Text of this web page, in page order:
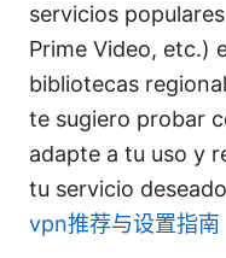
servicios
Prime Video, etc.)
bibliotecas
te sugiero probar
adapte a tu uso y
tu servicio
vpn推荐与设置指南